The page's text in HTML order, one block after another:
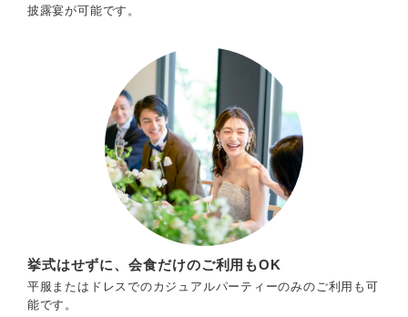
披露宴が可能です。
挙式はせずに、会食だけのご利用もOK
平服またはドレスでのカジュアルパーティーのみのご利用も可
能です。